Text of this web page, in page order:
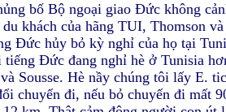
bố Bộ ngoại giao Đức không
khách của hãng TUI, Thomson
Đức hủy bỏ kỳ nghỉ của họ tại
tiếng Đức đang nghỉ hè ở Tunisia
Sousse. Hè nầy chúng tôi lấy E.
chuyến đi, nếu bỏ chuyến đi mất